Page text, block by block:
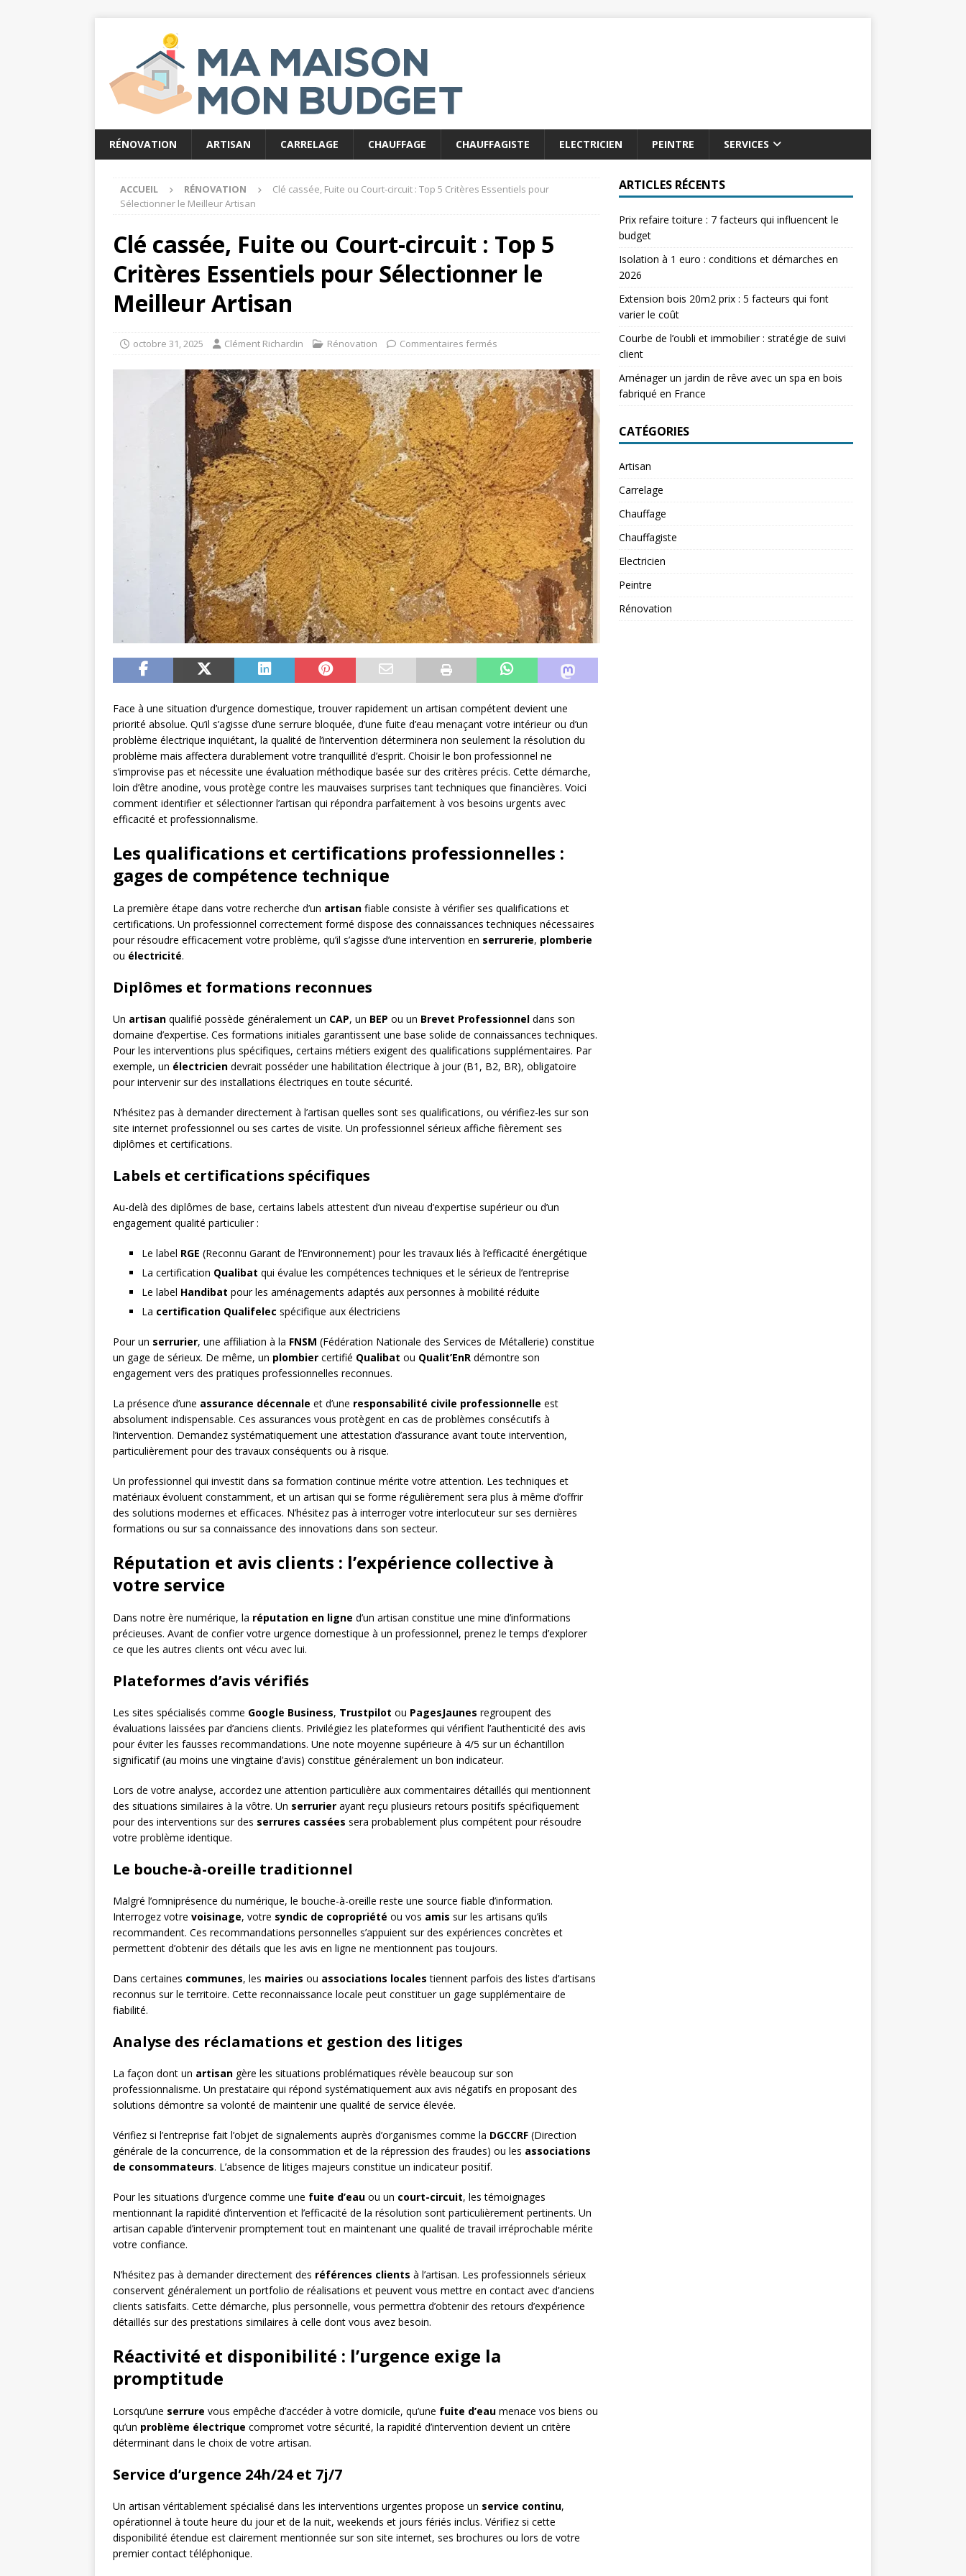
RÉNOVATION ARTISAN CARRELAGE CHAUFFAGE CHAUFFAGISTE ELECTRICIEN PEINTRE SERVICES
ACCUEIL RÉNOVATION
Clé cassée, Fuite ou Court-circuit : Top 5 Critères Essentiels pour
Sélectionner le Meilleur Artisan
Clé cassée, Fuite ou Court-circuit : Top 5
Critères Essentiels pour Sélectionner le
Meilleur Artisan
octobre 31, 2025 Clément Richardin Rénovation Commentaires fermés
Face à une situation d’urgence domestique, trouver rapidement un artisan compétent devient une
priorité absolue. Qu’il s’agisse d’une serrure bloquée, d’une fuite d’eau menaçant votre intérieur ou d’un
problème électrique inquiétant, la qualité de l’intervention déterminera non seulement la résolution du
problème mais affectera durablement votre tranquillité d’esprit. Choisir le bon professionnel ne
s’improvise pas et nécessite une évaluation méthodique basée sur des critères précis. Cette démarche,
loin d’être anodine, vous protège contre les mauvaises surprises tant techniques que financières. Voici
comment identifier et sélectionner l’artisan qui répondra parfaitement à vos besoins urgents avec
efficacité et professionnalisme.
Les qualifications et certifications professionnelles :
gages de compétence technique
La première étape dans votre recherche d’un artisan fiable consiste à vérifier ses qualifications et
certifications. Un professionnel correctement formé dispose des connaissances techniques nécessaires
pour résoudre efficacement votre problème, qu’il s’agisse d’une intervention en serrurerie, plomberie
ou électricité.
Diplômes et formations reconnues
Un artisan qualifié possède généralement un CAP, un BEP ou un Brevet Professionnel dans son
domaine d’expertise. Ces formations initiales garantissent une base solide de connaissances techniques.
Pour les interventions plus spécifiques, certains métiers exigent des qualifications supplémentaires. Par
exemple, un électricien devrait posséder une habilitation électrique à jour (B1, B2, BR), obligatoire
pour intervenir sur des installations électriques en toute sécurité.
N’hésitez pas à demander directement à l’artisan quelles sont ses qualifications, ou vérifiez-les sur son
site internet professionnel ou ses cartes de visite. Un professionnel sérieux affiche fièrement ses
diplômes et certifications.
Labels et certifications spécifiques
Au-delà des diplômes de base, certains labels attestent d’un niveau d’expertise supérieur ou d’un
engagement qualité particulier :
Le label RGE (Reconnu Garant de l’Environnement) pour les travaux liés à l’efficacité énergétique
La certification Qualibat qui évalue les compétences techniques et le sérieux de l’entreprise
Le label Handibat pour les aménagements adaptés aux personnes à mobilité réduite
La certification Qualifelec spécifique aux électriciens
Pour un serrurier, une affiliation à la FNSM (Fédération Nationale des Services de Métallerie) constitue
un gage de sérieux. De même, un plombier certifié Qualibat ou Qualit’EnR démontre son
engagement vers des pratiques professionnelles reconnues.
La présence d’une assurance décennale et d’une responsabilité civile professionnelle est
absolument indispensable. Ces assurances vous protègent en cas de problèmes consécutifs à
l’intervention. Demandez systématiquement une attestation d’assurance avant toute intervention,
particulièrement pour des travaux conséquents ou à risque.
Un professionnel qui investit dans sa formation continue mérite votre attention. Les techniques et
matériaux évoluent constamment, et un artisan qui se forme régulièrement sera plus à même d’offrir
des solutions modernes et efficaces. N’hésitez pas à interroger votre interlocuteur sur ses dernières
formations ou sur sa connaissance des innovations dans son secteur.
Réputation et avis clients : l’expérience collective à
votre service
Dans notre ère numérique, la réputation en ligne d’un artisan constitue une mine d’informations
précieuses. Avant de confier votre urgence domestique à un professionnel, prenez le temps d’explorer
ce que les autres clients ont vécu avec lui.
Plateformes d’avis vérifiés
Les sites spécialisés comme Google Business, Trustpilot ou PagesJaunes regroupent des
évaluations laissées par d’anciens clients. Privilégiez les plateformes qui vérifient l’authenticité des avis
pour éviter les fausses recommandations. Une note moyenne supérieure à 4/5 sur un échantillon
significatif (au moins une vingtaine d’avis) constitue généralement un bon indicateur.
Lors de votre analyse, accordez une attention particulière aux commentaires détaillés qui mentionnent
des situations similaires à la vôtre. Un serrurier ayant reçu plusieurs retours positifs spécifiquement
pour des interventions sur des serrures cassées sera probablement plus compétent pour résoudre
votre problème identique.
Le bouche-à-oreille traditionnel
Malgré l’omniprésence du numérique, le bouche-à-oreille reste une source fiable d’information.
Interrogez votre voisinage, votre syndic de copropriété ou vos amis sur les artisans qu’ils
recommandent. Ces recommandations personnelles s’appuient sur des expériences concrètes et
permettent d’obtenir des détails que les avis en ligne ne mentionnent pas toujours.
Dans certaines communes, les mairies ou associations locales tiennent parfois des listes d’artisans
reconnus sur le territoire. Cette reconnaissance locale peut constituer un gage supplémentaire de
fiabilité.
Analyse des réclamations et gestion des litiges
La façon dont un artisan gère les situations problématiques révèle beaucoup sur son
professionnalisme. Un prestataire qui répond systématiquement aux avis négatifs en proposant des
solutions démontre sa volonté de maintenir une qualité de service élevée.
Vérifiez si l’entreprise fait l’objet de signalements auprès d’organismes comme la DGCCRF (Direction
générale de la concurrence, de la consommation et de la répression des fraudes) ou les associations
de consommateurs. L’absence de litiges majeurs constitue un indicateur positif.
Pour les situations d’urgence comme une fuite d’eau ou un court-circuit, les témoignages
mentionnant la rapidité d’intervention et l’efficacité de la résolution sont particulièrement pertinents. Un
artisan capable d’intervenir promptement tout en maintenant une qualité de travail irréprochable mérite
votre confiance.
N’hésitez pas à demander directement des références clients à l’artisan. Les professionnels sérieux
conservent généralement un portfolio de réalisations et peuvent vous mettre en contact avec d’anciens
clients satisfaits. Cette démarche, plus personnelle, vous permettra d’obtenir des retours d’expérience
détaillés sur des prestations similaires à celle dont vous avez besoin.
Réactivité et disponibilité : l’urgence exige la
promptitude
Lorsqu’une serrure vous empêche d’accéder à votre domicile, qu’une fuite d’eau menace vos biens ou
qu’un problème électrique compromet votre sécurité, la rapidité d’intervention devient un critère
déterminant dans le choix de votre artisan.
Service d’urgence 24h/24 et 7j/7
Un artisan véritablement spécialisé dans les interventions urgentes propose un service continu,
opérationnel à toute heure du jour et de la nuit, weekends et jours fériés inclus. Vérifiez si cette
disponibilité étendue est clairement mentionnée sur son site internet, ses brochures ou lors de votre
premier contact téléphonique.
ARTICLES RÉCENTS
Prix refaire toiture : 7 facteurs qui influencent le
budget
Isolation à 1 euro : conditions et démarches en
2026
Extension bois 20m2 prix : 5 facteurs qui font
varier le coût
Courbe de l’oubli et immobilier : stratégie de suivi
client
Aménager un jardin de rêve avec un spa en bois
fabriqué en France
CATÉGORIES
Artisan
Carrelage
Chauffage
Chauffagiste
Electricien
Peintre
Rénovation